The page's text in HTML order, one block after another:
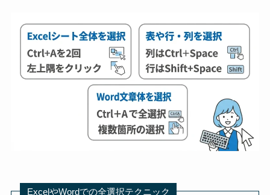
ExcelやWordでの全選択テクニック